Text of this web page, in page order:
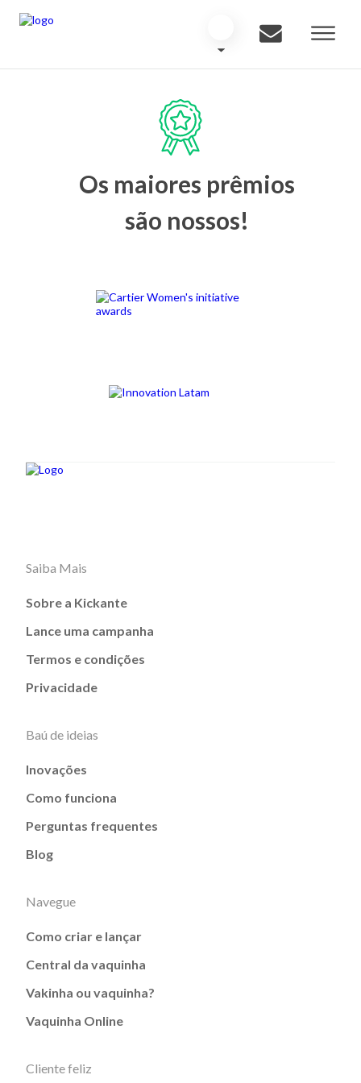
Os maiores prêmios
são nossos!
Saiba Mais
Sobre a Kickante
Lance uma campanha
Termos e condições
Privacidade
Baú de ideias
Inovações
Como funciona
Perguntas frequentes
Blog
Navegue
Como criar e lançar
Central da vaquinha
Vakinha ou vaquinha?
Vaquinha Online
Cliente feliz